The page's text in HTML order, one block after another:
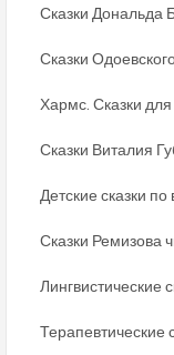
Сказки Дональда
Сказки
Хармс. Сказки для
Сказки Виталия
Детские сказки по
Сказки Ремизова
Лингвистические
Терапевтические